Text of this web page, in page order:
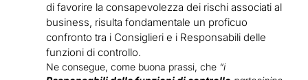
di favorire la consapevolezza dei rischi associati al
business, risulta fondamentale un proficuo
confronto tra i Consiglieri e i Responsabili delle
funzioni di controllo.
Ne consegue, come buona prassi, che “i